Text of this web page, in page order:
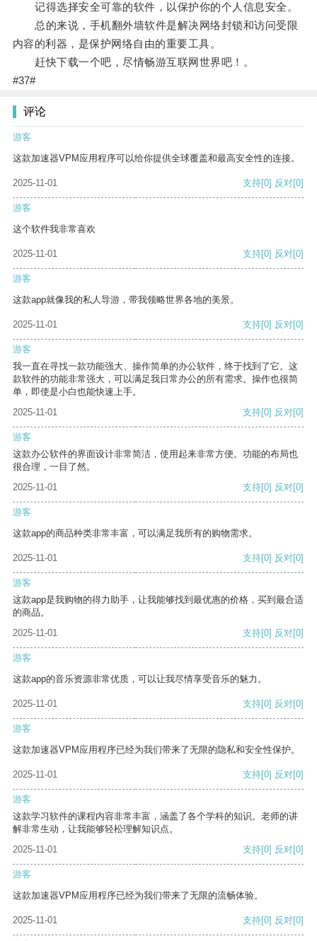
记得选择安全可靠的软件，以保护你的个人信息安全。
总的来说，手机翻外墙软件是解决网络封锁和访问受限
内容的利器，是保护网络自由的重要工具。
赶快下载一个吧，尽情畅游互联网世界吧！。
#37#
评论
游客
这款加速器VPM应用程序可以给你提供全球覆盖和最高安全性的连接。
2025-11-01 支持[0] 反对[0]
游客
这个软件我非常喜欢
2025-11-01 支持[0] 反对[0]
游客
这款app就像我的私人导游，带我领略世界各地的美景。
2025-11-01 支持[0] 反对[0]
游客
我一直在寻找一款功能强大、操作简单的办公软件，终于找到了它。这
款软件的功能非常强大，可以满足我日常办公的所有需求。操作也很简
单，即使是小白也能快速上手。
2025-11-01
支持[0] 反对[0]
游客
这款办公软件的界面设计非常简洁，使用起来非常方便。功能的布局也
很合理，一目了然。
2025-11-01
支持[0] 反对[0]
游客
这款app的商品种类非常丰富，可以满足我所有的购物需求。
2025-11-01 支持[0] 反对[0]
游客
这款app是我购物的得力助手，让我能够找到最优惠的价格，买到最合适
的商品。
2025-11-01
支持[0] 反对[0]
游客
这款app的音乐资源非常优质，可以让我尽情享受音乐的魅力。
2025-11-01 支持[0] 反对[0]
游客
这款加速器VPM应用程序已经为我们带来了无限的隐私和安全性保护。
2025-11-01 支持[0] 反对[0]
游客
这款学习软件的课程内容非常丰富，涵盖了各个学科的知识。老师的讲
解非常生动，让我能够轻松理解知识点。
2025-11-01
支持[0] 反对[0]
游客
这款加速器VPM应用程序已经为我们带来了无限的流畅体验。
2025-11-01 支持[0] 反对[0]